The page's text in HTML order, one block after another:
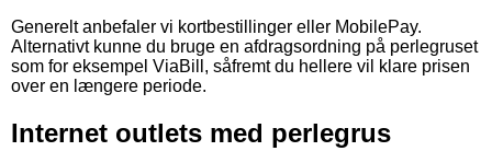
Generelt anbefaler vi kortbestillinger eller MobilePay.
Alternativt kunne du bruge en afdragsordning på perlegruset
som for eksempel ViaBill, såfremt du hellere vil klare prisen
over en længere periode.
Internet outlets med perlegrus